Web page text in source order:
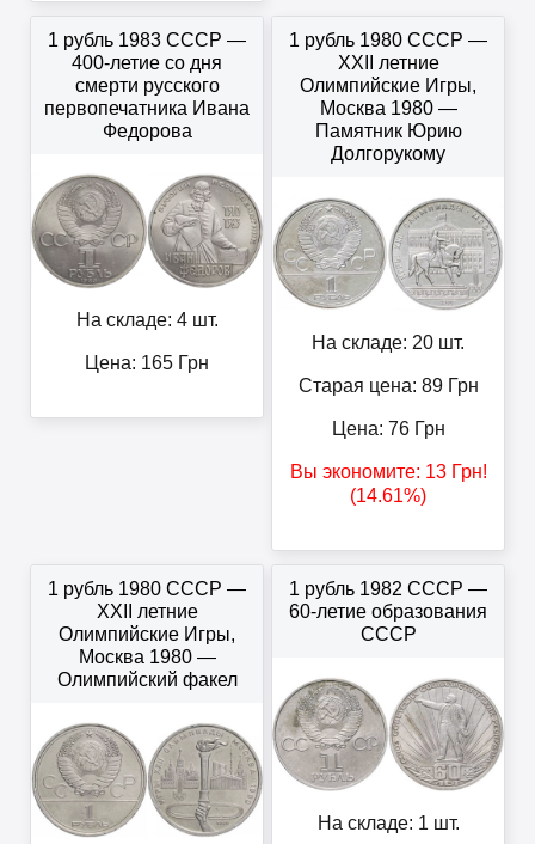
1 рубль 1983 СССР —
400-летие со дня
смерти русского
первопечaтника Ивана
Федорова
На складе: 4 шт.
Цена: 165 Грн
1 рубль 1980 СССР —
XXII летние
Олимпийские Игры,
Москва 1980 —
Памятник Юрию
Долгорукому
На складе: 20 шт.
Старая цена: 89Грн
Цена: 76Грн
Вы экономите: 13Грн!
(14.61%)
1 рубль 1980 СССР —
XXII летние
Олимпийские Игры,
Москва 1980 —
Олимпийский факел
1 рубль 1982 СССР —
60-летие образования
СССР
На складе: 1 шт.